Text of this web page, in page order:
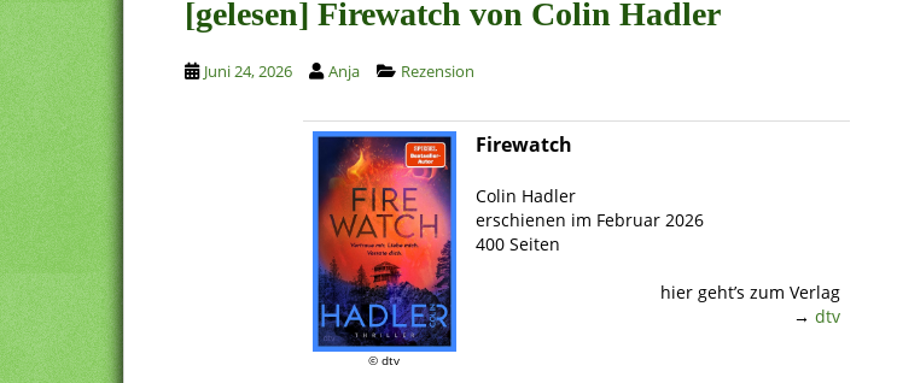
[gelesen] Firewatch von Colin Hadler
Juni 24, 2026 Anja Rezension
© dtv
Firewatch
Colin Hadler
erschienen im Februar 2026
400 Seiten
hier geht’s zum Verlag
→ dtv